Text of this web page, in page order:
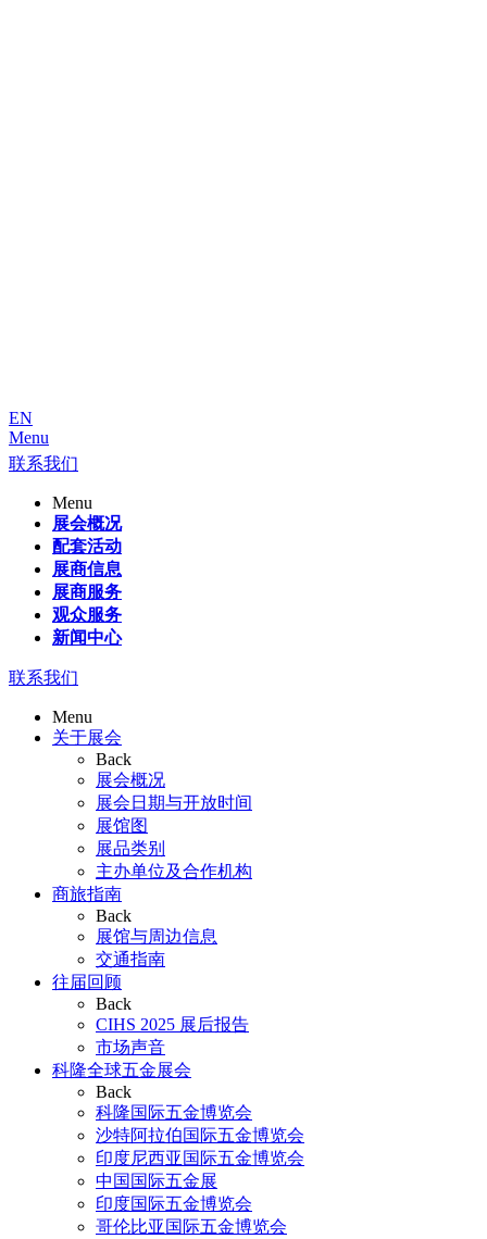
EN
Menu
联系我们
Menu
展会概况
配套活动
展商信息
展商服务
观众服务
新闻中心
联系我们
Menu
关于展会
Back
展会概况
展会日期与开放时间
展馆图
展品类别
主办单位及合作机构
商旅指南
Back
展馆与周边信息
交通指南
往届回顾
Back
CIHS 2025 展后报告
市场声音
科隆全球五金展会
Back
科隆国际五金博览会
沙特阿拉伯国际五金博览会
印度尼西亚国际五金博览会
中国国际五金展
印度国际五金博览会
哥伦比亚国际五金博览会